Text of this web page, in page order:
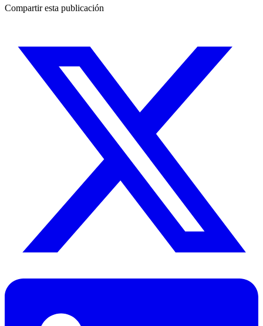
Compartir esta publicación